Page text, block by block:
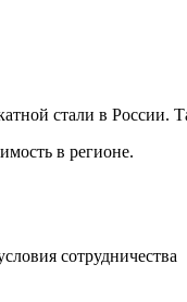
стали в России.
в регионе.
сотрудничества